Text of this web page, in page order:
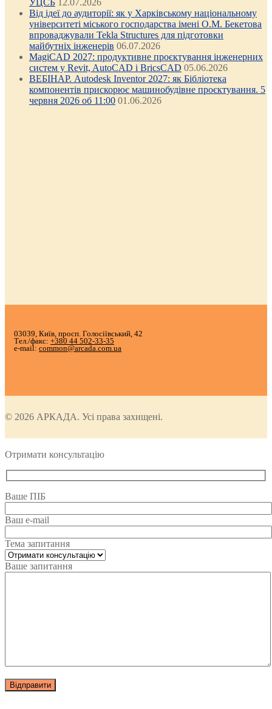
УЦСБ 12.07.2026
Від ідеї до аудиторії: як у Харківському національному
університеті міського господарства імені О.М. Бекетова
впроваджували Tekla Structures для підготовки
майбутніх інженерів 06.07.2026
MagiCAD 2027: продуктивне проєктування інженерних
систем у Revit, AutoCAD і BricsCAD 05.06.2026
ВЕБІНАР. Autodesk Inventor 2027: як Бібліотека
компонентів прискорює машинобудівне проєктування. 5
червня 2026 об 11:00 01.06.2026
03039, Київ, просп. Голосіївський, 42
Тел./факс: +380 44 502-33-35
e-mail: common@arcada.com.ua
© 2026 АРКАДА. Усі права захищені.
Отримати консультацію
Ваше ПІБ
Ваш e-mail
Тема запитання
Ваше запитання